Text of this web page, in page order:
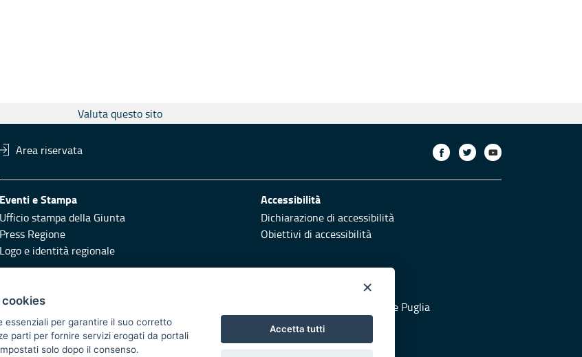
Valuta questo sito
Area riservata
Eventi e Stampa
Ufficio stampa della Giunta
Press Regione
Logo e identità regionale
Accessibilità
Dichiarazione di accessibilità
Obiettivi di accessibilità
Responsabili di pubblicazione Vai al sito di Protezione Civile Puglia
- Asse XI
×
cookies
essenziali per garantire il suo corretto
parti per fornire servizi erogati da portali
solo dopo il consenso.
Accetta tutti